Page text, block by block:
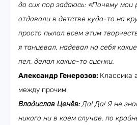
до сих пор задаюсь: «Почему мои
отдавали в детстве куда-то на
просто пылал всем этим
я танцевал, надевал на себя
пел, делал какие-то сценки.
Александр Генерозов: Классика
между прочим!
Владислав Ценёв:Да! Да! Я не
никого ни в коем случае, по